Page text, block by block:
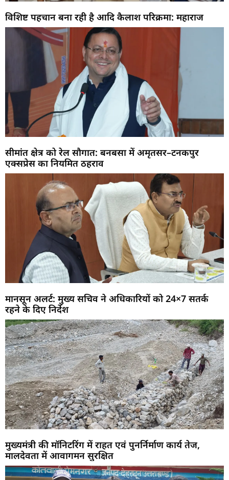
विशिष्ट पहचान बना रही है आदि कैलाश परिक्रमा: महाराज
सीमांत क्षेत्र को रेल सौगात: बनबसा में अमृतसर–टनकपुर
एक्सप्रेस का नियमित ठहराव
मानसून अलर्ट: मुख्य सचिव ने अधिकारियों को 24×7 सतर्क
रहने के दिए निर्देश
मुख्यमंत्री की मॉनिटरिंग में राहत एवं पुनर्निर्माण कार्य तेज,
मालदेवता में आवागमन सुरक्षित